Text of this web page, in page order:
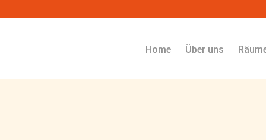
Home
Über uns